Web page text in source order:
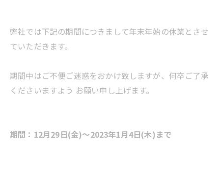
弊社では下記の期間につきまして年末年始の休業とさせ
ていただきます。
期間中はご不便ご迷惑をおかけ致しますが、何卒ご了承
くださいますよう お願い申し上げます。
期間：12月29日(金)～2023年1月4日(木)まで